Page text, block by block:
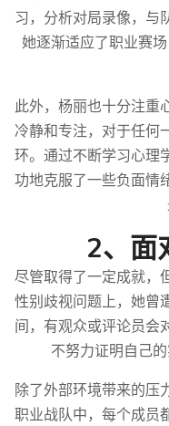
习，分析对局录像，与
她逐渐适应了职业赛
此外，杨丽也十分注重
冷静和专注，对于任何
环。通过不断学习心理
功地克服了一些负面情
2、面
尽管取得了一定成就，
性别歧视问题上，她曾
间，有观众或评论员会
不努力证明自己
除了外部环境带来的压
职业战队中，每个成员